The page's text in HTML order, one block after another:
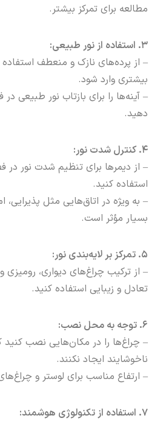
مطالعه برای تمرکز بیشتر.
3. استفاده از نور طبیعی:
– از پرده‌های نازک و منعطف استفاده
بیشتری وارد شود.
– آینه‌ها را برای بازتاب نور طبیعی
دهید.
4. کنترل شدت نور:
– از دیمرها برای تنظیم شدت نور
استفاده کنید.
– به ویژه در اتاق‌هایی مثل پذیرایی،
بسیار مؤثر است.
5. تمرکز بر لایه‌بندی نور:
– از ترکیب چراغ‌های دیواری، رومیزی
تعادل و زیبایی استفاده کنید.
6. توجه به محل نصب:
– چراغ‌ها را در مکان‌هایی نصب کنید
ناخوشایند ایجاد نکنند.
– ارتفاع مناسب برای لوستر و
7. استفاده از تکنولوژی هوشمند: